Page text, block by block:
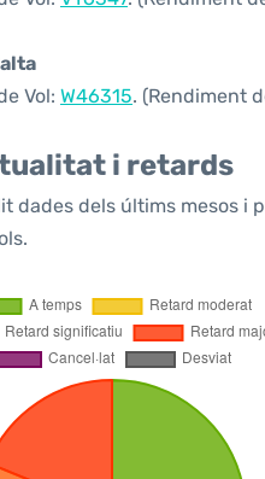
Vol: W46315. (Rendiment
i retards
dades dels últims mesos i